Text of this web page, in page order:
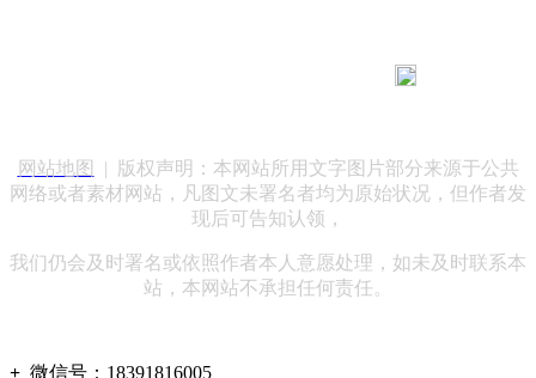
网站地图
| 版权声明：本网站所用文字图片部分来源于公共
网络或者素材网站，凡图文未署名者均为原始状况，但作者发
现后可告知认领，
我们仍会及时署名或依照作者本人意愿处理，如未及时联系本
站，本网站不承担任何责任。
+ 微信号： 18391816005